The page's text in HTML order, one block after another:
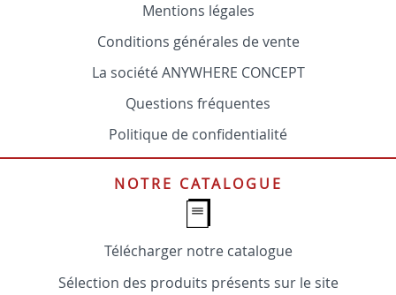
Mentions légales
Conditions générales de vente
La société ANYWHERE CONCEPT
Questions fréquentes
Politique de confidentialité
NOTRE CATALOGUE
Télécharger notre catalogue
Sélection des produits présents sur le site